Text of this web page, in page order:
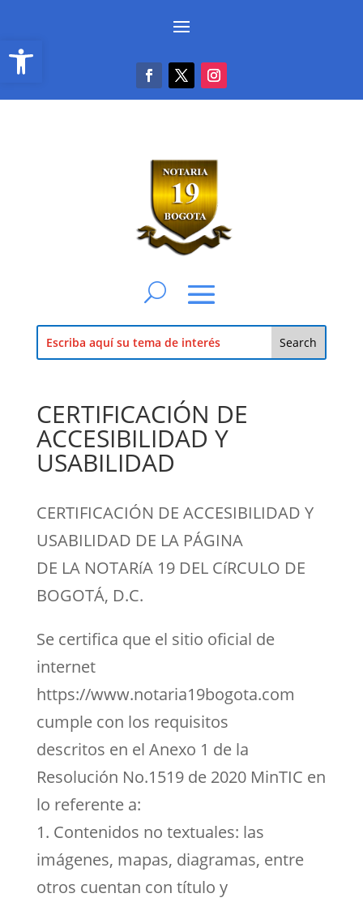
Abrir barra de herramientas
CERTIFICACIÓN DE
ACCESIBILIDAD Y
USABILIDAD
CERTIFICACIÓN DE ACCESIBILIDAD Y
USABILIDAD DE LA PÁGINA
DE LA NOTARíA 19 DEL CíRCULO DE
BOGOTÁ, D.C.
Se certifica que el sitio oficial de
internet
https://www.notaria19bogota.com
cumple con los requisitos
descritos en el Anexo 1 de la
Resolución No.1519 de 2020 MinTIC en
lo referente a:
1. Contenidos no textuales: las
imágenes, mapas, diagramas, entre
otros cuentan con título y